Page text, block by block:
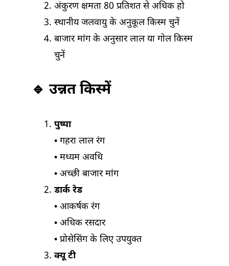
अंकुरण क्षमता 80 प्रतिशत से अधिक हो
स्थानीय जलवायु के अनुकूल किस्म चुनें
बाजार मांग के अनुसार लाल या गोल किस्म
चुनें
🔹 उन्नत किस्में
पुष्पा
• गहरा लाल रंग
• मध्यम अवधि
• अच्छी बाजार मांग
डार्क रेड
• आकर्षक रंग
• अधिक रसदार
• प्रोसेसिंग के लिए उपयुक्त
क्यू टी